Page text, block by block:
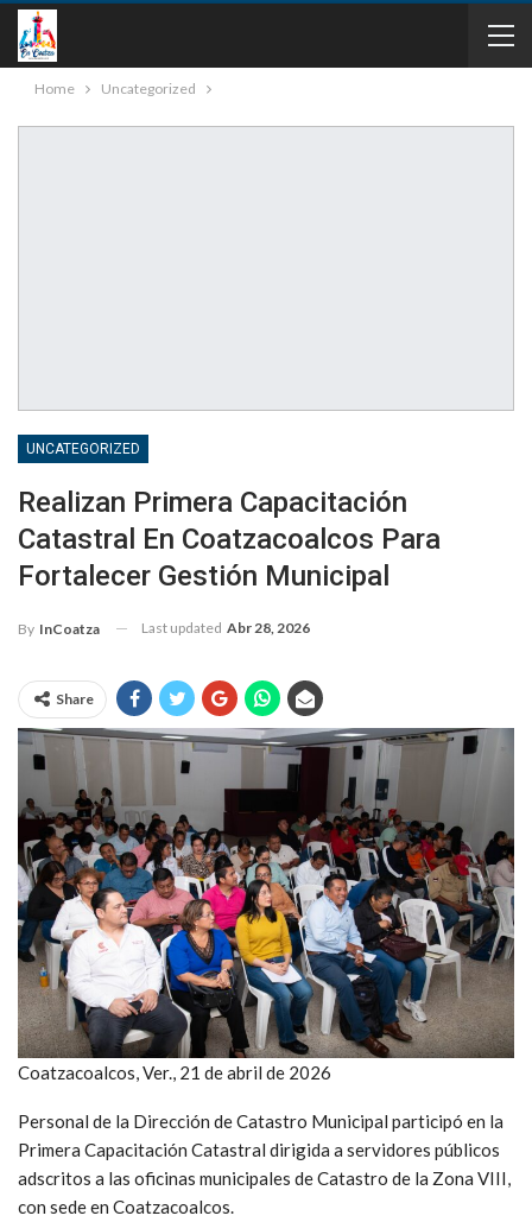
Home Uncategorized
UNCATEGORIZED
Realizan Primera Capacitación
Catastral En Coatzacoalcos Para
Fortalecer Gestión Municipal
By InCoatza Last updated Abr 28, 2026
Share
Coatzacoalcos, Ver., 21 de abril de 2026
Personal de la Dirección de Catastro Municipal participó en la
Primera Capacitación Catastral dirigida a servidores públicos
adscritos a las oficinas municipales de Catastro de la Zona VIII,
con sede en Coatzacoalcos.